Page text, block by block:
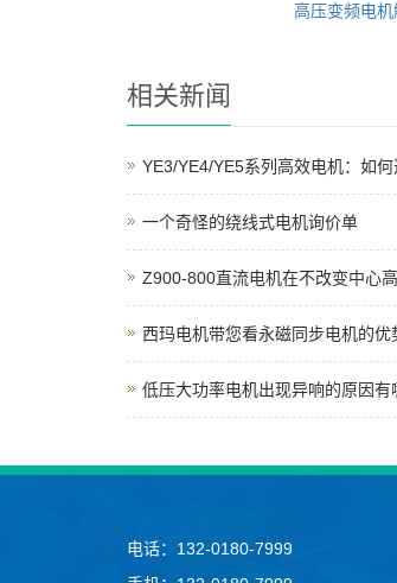
高压变频电
相关新闻
YE3/YE4/YE5系列高效电机：如
一个奇怪的绕线式电机询价单
Z900-800直流电机在不改变中心
西玛电机带您看永磁同步电机的优
低压大功率电机出现异响的原因有
电话：132-0180-7999